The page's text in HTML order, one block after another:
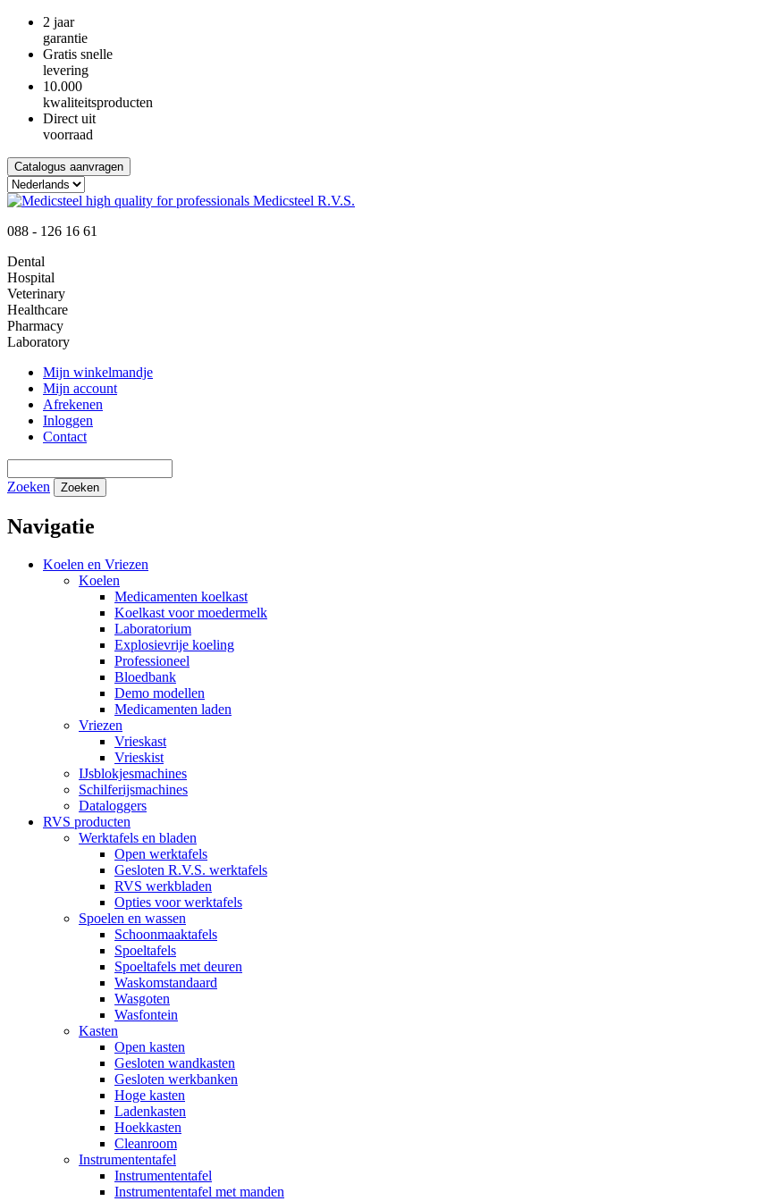
2 jaar
garantie
Gratis snelle
levering
10.000
kwaliteitsproducten
Direct uit
voorraad
Catalogus aanvragen
088 - 126 16 61
Dental
Hospital
Veterinary
Healthcare
Pharmacy
Laboratory
Mijn winkelmandje
Mijn account
Afrekenen
Inloggen
Contact
Zoeken Zoeken
Navigatie
Koelen en Vriezen
Koelen
Medicamenten koelkast
Koelkast voor moedermelk
Laboratorium
Explosievrije koeling
Professioneel
Bloedbank
Demo modellen
Medicamenten laden
Vriezen
Vrieskast
Vrieskist
IJsblokjesmachines
Schilferijsmachines
Dataloggers
RVS producten
Werktafels en bladen
Open werktafels
Gesloten R.V.S. werktafels
RVS werkbladen
Opties voor werktafels
Spoelen en wassen
Schoonmaaktafels
Spoeltafels
Spoeltafels met deuren
Waskomstandaard
Wasgoten
Wasfontein
Kasten
Open kasten
Gesloten wandkasten
Gesloten werkbanken
Hoge kasten
Ladenkasten
Hoekkasten
Cleanroom
Instrumententafel
Instrumententafel
Instrumententafel met manden